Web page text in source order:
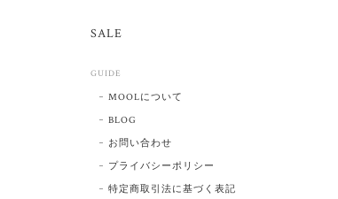
SALE
GUIDE
MOOLについて
BLOG
お問い合わせ
プライバシーポリシー
特定商取引法に基づく表記